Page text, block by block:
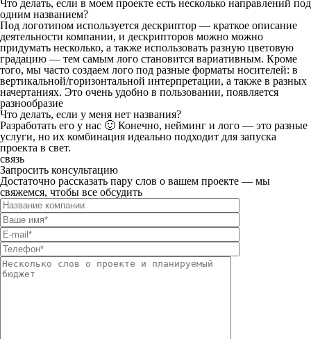
Что делать, если в моем проекте есть несколько направлений под
одним названием?
Под логотипом используется дескриптор — краткое описание
деятельности компании, и дескрипторов можно можно
придумать несколько, а также использовать разную цветовую
градацию — тем самым лого становится вариативным. Кроме
того, мы часто создаем лого под разные форматы носителей: в
вертикальной/горизонтальной интерпретации, а также в разных
начертаниях. Это очень удобно в пользовании, появляется
разнообразие
Что делать, если у меня нет названия?
Разработать его у нас 🙂 Конечно, нейминг и лого — это разные
услуги, но их комбинация идеально подходит для запуска
проекта в свет.
связь
Запросить консультацию
Достаточно рассказать пару слов о вашем проекте — мы
свяжемся, чтобы все обсудить